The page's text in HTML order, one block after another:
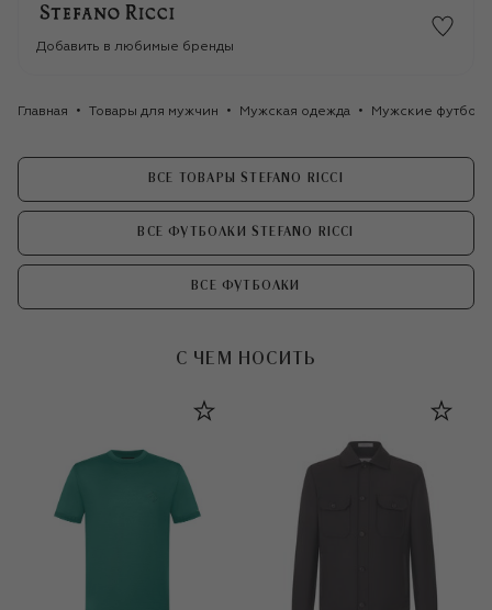
Добавить в любимые бренды
Главная Товары для мужчин Мужская одежда Мужские
ВСЕ ТОВАРЫ STEFANO RICCI
ВСЕ ФУТБОЛКИ STEFANO RICCI
ВСЕ ФУТБОЛКИ
С ЧЕМ НОСИТЬ